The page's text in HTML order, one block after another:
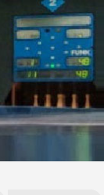
Suche